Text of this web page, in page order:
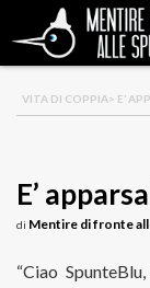
VITA DI COPPIA> E’
E’
di Mentire di fronte
“Ciao